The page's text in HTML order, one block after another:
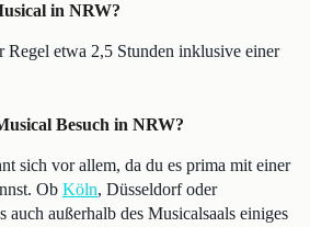
in NRW?
Regel etwa 2,5 Stunden inklusive einer
Besuch in NRW?
sich vor allem, da du es prima mit einer
Ob Köln, Düsseldorf oder
auch außerhalb des Musicalsaals einiges